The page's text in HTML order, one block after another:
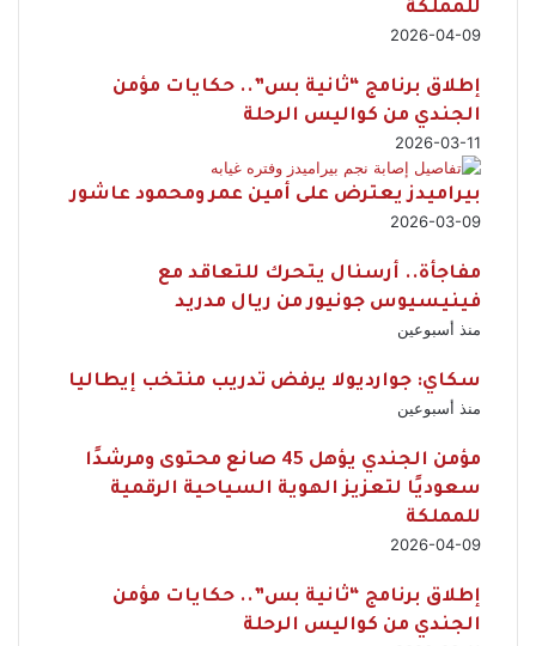
للمملكة
2026-04-09
إطلاق برنامج “ثانية بس”.. حكايات مؤمن
الجندي من كواليس الرحلة
2026-03-11
بيراميدز يعترض على أمين عمر ومحمود عاشور
2026-03-09
مفاجأة.. أرسنال يتحرك للتعاقد مع
فينيسيوس جونيور من ريال مدريد
منذ أسبوعين
سكاي: جوارديولا يرفض تدريب منتخب إيطاليا
منذ أسبوعين
مؤمن الجندي يؤهل 45 صانع محتوى ومرشدًا
سعوديًا لتعزيز الهوية السياحية الرقمية
للمملكة
2026-04-09
إطلاق برنامج “ثانية بس”.. حكايات مؤمن
الجندي من كواليس الرحلة